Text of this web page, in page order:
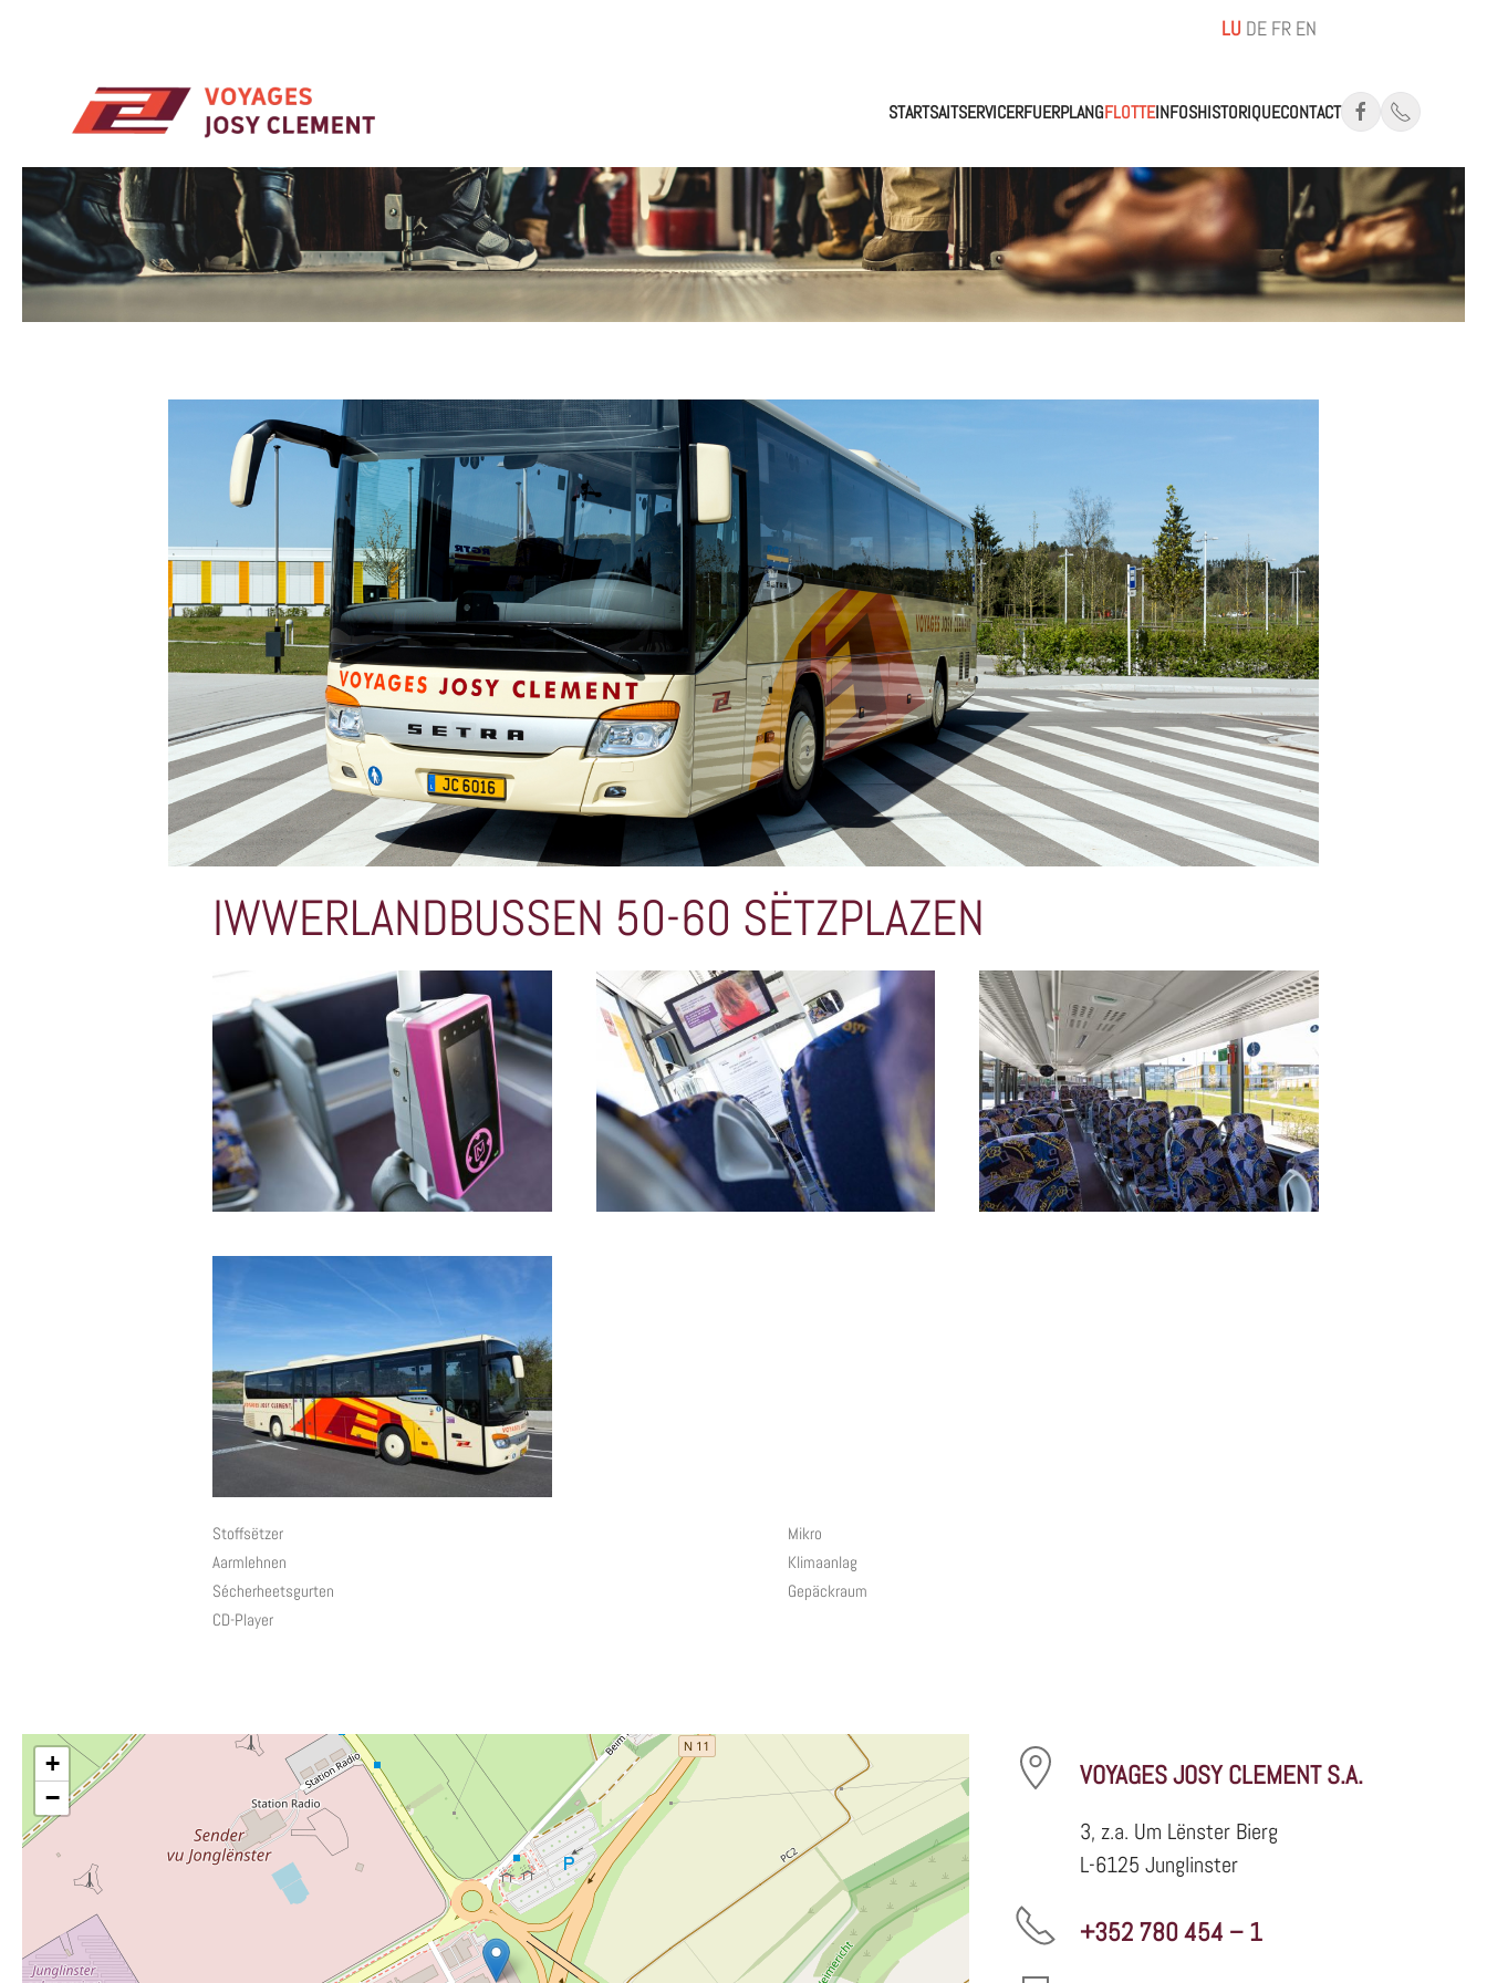
LU DE FR EN
STARTSAITSERVICERFUERPLANGFLOTTEINFOSHISTORIQUECONTACT
IWWERLANDBUSSEN 50-60 SËTZPLAZEN
Stoffsëtzer
Aarmlehnen
Sécherheetsgurten
CD-Player
Mikro
Klimaanlag
Gepäckraum
+
−
VOYAGES JOSY CLEMENT S.A.
3, z.a. Um Lënster Bierg
L-6125 Junglinster
+352 780 454 – 1